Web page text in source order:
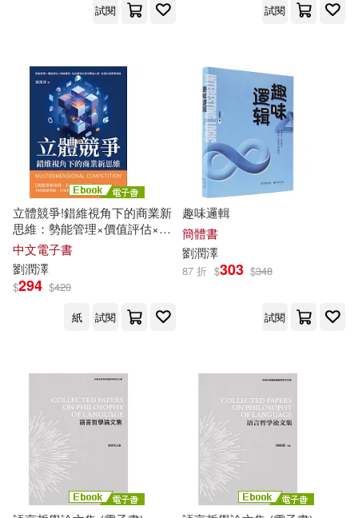
試閱
試閱
立體競爭!錯維視角下的商業新
思維：勢能管理×價值評估×跨
維應用，從品牌定位到消費者
心智，全面升級競爭格局 (電子
書)
中文電子書
劉潤澤
$294 $420
紙
試閱
趣味邏輯
簡體書
劉潤澤
87 折 $303 $348
試閱